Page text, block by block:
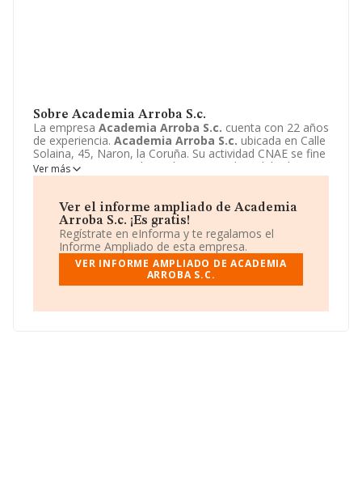
Sobre Academia Arroba S.c.
La empresa Academia Arroba S.c. cuenta con 22 años
de experiencia. Academia Arroba S.c. ubicada en Calle
Solaina, 45, Naron, la Coruña. Su actividad CNAE se fine
como 8559 - Otra educación n.c.o.p.. El modelo de
sociedad deAcademia Arroba S.c.es Sociedad civil.
Ver más
Ver el informe ampliado de Academia
Arroba S.c. ¡Es gratis!
Regístrate en eInforma y te regalamos el
Informe Ampliado de esta empresa.
VER INFORME AMPLIADO DE ACADEMIA
ARROBA S.C.